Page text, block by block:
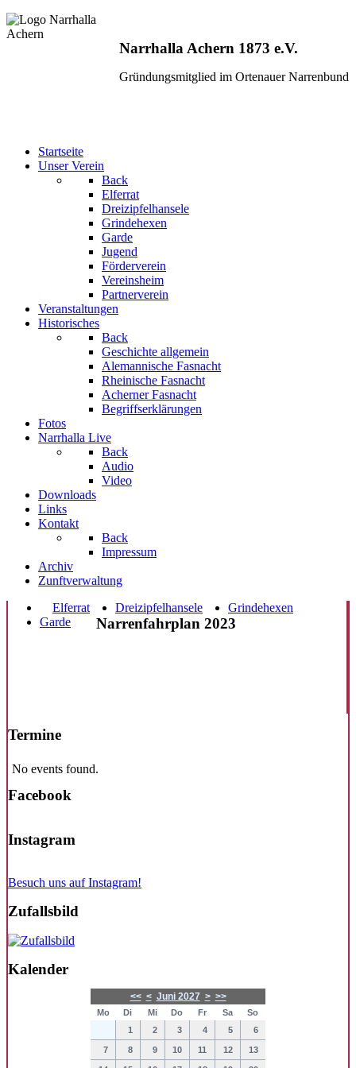
Narrhalla Achern 1873 e.V.
Gründungsmitglied im Ortenauer Narrenbund
Startseite
Unser Verein
Back
Elferrat
Dreizipfelhansele
Grindehexen
Garde
Jugend
Förderverein
Vereinsheim
Partnerverein
Veranstaltungen
Historisches
Back
Geschichte allgemein
Alemannische Fasnacht
Rheinische Fasnacht
Acherner Fasnacht
Begriffserklärungen
Fotos
Narrhalla Live
Back
Audio
Video
Downloads
Links
Kontakt
Back
Impressum
Archiv
Zunftverwaltung
Elferrat
Dreizipfelhansele
Grindehexen
Garde
Narrenfahrplan 2023
Termine
No events found.
Facebook
Instagram
Besuch uns auf Instagram!
Zufallsbild
Kalender
<< < Juni 2027 > >>
Mo Di Mi Do Fr Sa
So
1
2 3 4 5 6
7 8 9 10 11 12 13